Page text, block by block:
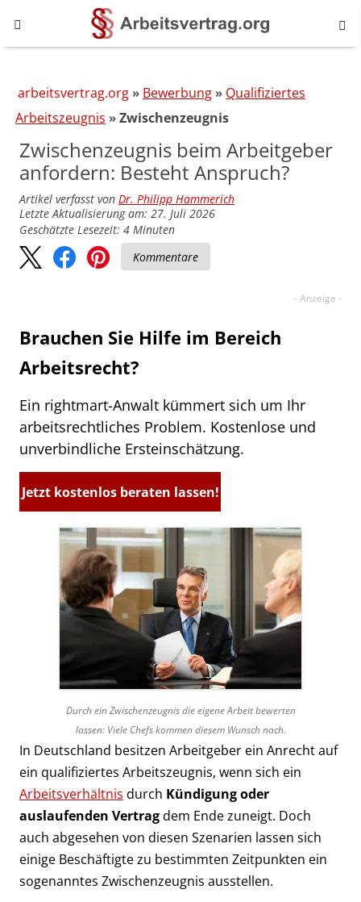
arbeitsvertrag.org Bewerbung
Qualifiziertes
Arbeitszeugnis
Zwischenzeugnis
Zwischenzeugnis beim Arbeitgeber
anfordern: Besteht Anspruch?
Artikel verfasst von Dr. Philipp Hammerich
Letzte Aktualisierung am: 27. Juli 2026
Geschätzte Lesezeit: 4 Minuten
Kommentare
Brauchen Sie Hilfe im Bereich
Arbeitsrecht?
Ein rightmart-Anwalt kümmert sich um Ihr
arbeitsrechtliches Problem. Kostenlose und
unverbindliche Ersteinschätzung.
Jetzt kostenlos beraten lassen!
Durch ein Zwischenzeugnis die eigene Arbeit bewerten
lassen: Viele Chefs kommen diesem Wunsch nach.
In Deutschland besitzen Arbeitgeber ein Anrecht auf
ein qualifiziertes Arbeitszeugnis, wenn sich ein
Arbeitsverhältnis durch Kündigung oder
auslaufenden Vertragdem Ende zuneigt. Doch
auch abgesehen von diesen Szenarien lassen sich
einige Beschäftigte zu bestimmten Zeitpunkten ein
sogenanntes Zwischenzeugnis ausstellen.